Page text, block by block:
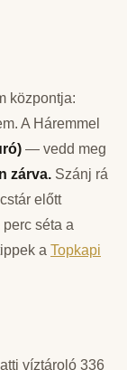
központja:
A Háremmel
— vedd meg
zárva. Szánj rá
előtt
séta a
a Topkapi
víztároló 336